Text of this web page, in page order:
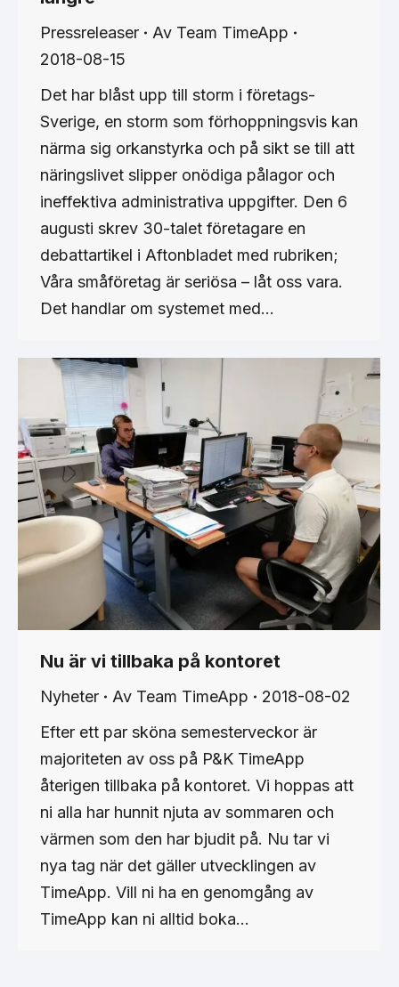
Pressreleaser Av Team TimeApp
2018-08-15
Det har blåst upp till storm i företags-
Sverige, en storm som förhoppningsvis kan
närma sig orkanstyrka och på sikt se till att
näringslivet slipper onödiga pålagor och
ineffektiva administrativa uppgifter. Den 6
augusti skrev 30-talet företagare en
debattartikel i Aftonbladet med rubriken;
Våra småföretag är seriösa – låt oss vara.
Det handlar om systemet med…
Nu är vi tillbaka på kontoret
Nyheter Av Team TimeApp
2018-08-02
Efter ett par sköna semesterveckor är
majoriteten av oss på P&K TimeApp
återigen tillbaka på kontoret. Vi hoppas att
ni alla har hunnit njuta av sommaren och
värmen som den har bjudit på. Nu tar vi
nya tag när det gäller utvecklingen av
TimeApp. Vill ni ha en genomgång av
TimeApp kan ni alltid boka…